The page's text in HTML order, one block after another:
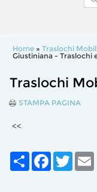
Home » Traslochi
Giustiniana - Traslochi
Traslochi
STAMPA PAGINA
<<
Share FacebookTwitter